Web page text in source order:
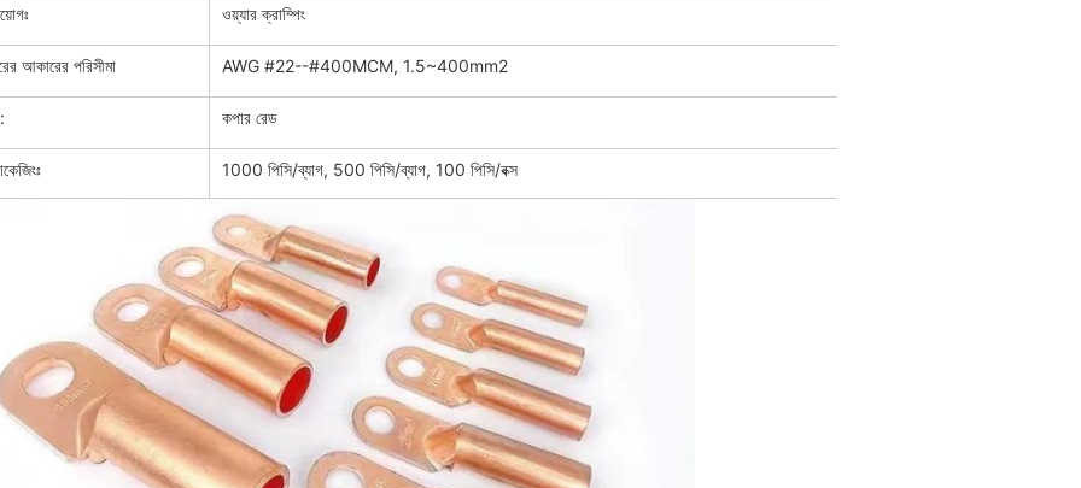
ওয়্যার ক্রাম্পিং
আকারের পরিসীমা AWG #22--#400MCM, 1.5~400mm2
কপার রেড
1000 পিসি/ব্যাগ, 500 পিসি/ব্যাগ, 100 পিসি/বক্স